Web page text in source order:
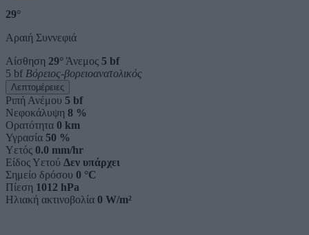
29°
Αραιή Συννεφιά
Αίσθηση 29° Άνεμος 5 bf
5 bf Βόρειος-βορειοανατολικός
Λεπτομέρειες
Ριπή Ανέμου 5 bf
Νεφοκάλυψη 8 %
Ορατότητα 0 km
Υγρασία 50 %
Υετός 0.0 mm/hr
Είδος Υετού Δεν υπάρχει
Σημείο δρόσου 0 °C
Πίεση 1012 hPa
Ηλιακή ακτινοβολία 0 W/m²